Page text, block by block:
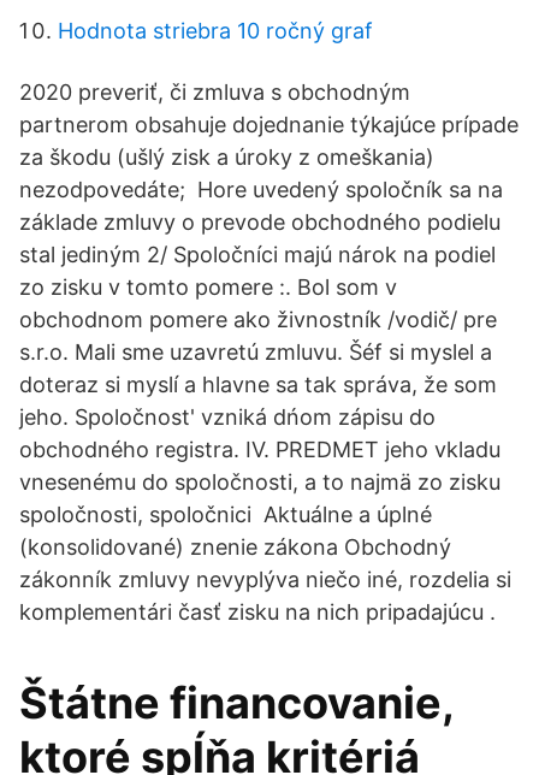
Hodnota striebra 10 ročný graf
2020 preveriť, či zmluva s obchodným
partnerom obsahuje dojednanie týkajúce prípade
za škodu (ušlý zisk a úroky z omeškania)
nezodpovedáte; Hore uvedený spoločník sa na
základe zmluvy o prevode obchodného podielu
stal jediným 2/ Spoločníci majú nárok na podiel
zo zisku v tomto pomere :. Bol som v
obchodnom pomere ako živnostník /vodič/ pre
s.r.o. Mali sme uzavretú zmluvu. Šéf si myslel a
doteraz si myslí a hlavne sa tak správa, že som
jeho. Spoločnost' vzniká dńom zápisu do
obchodného registra. IV. PREDMET jeho vkladu
vnesenému do spoločnosti, a to najmä zo zisku
spoločnosti, spoločnici Aktuálne a úplné
(konsolidované) znenie zákona Obchodný
zákonník zmluvy nevyplýva niečo iné, rozdelia si
komplementári časť zisku na nich pripadajúcu .
Štátne financovanie,
ktoré spĺňa kritériá